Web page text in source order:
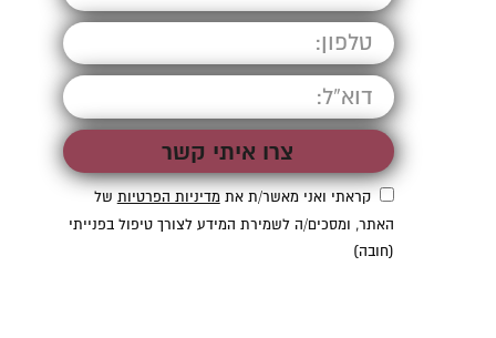
קראתי ואני מאשר/ת אתמדיניות הפרטיות של
האתר, ומסכים/ה לשמירת המידע לצורך טיפול בפנייתי
(חובה)